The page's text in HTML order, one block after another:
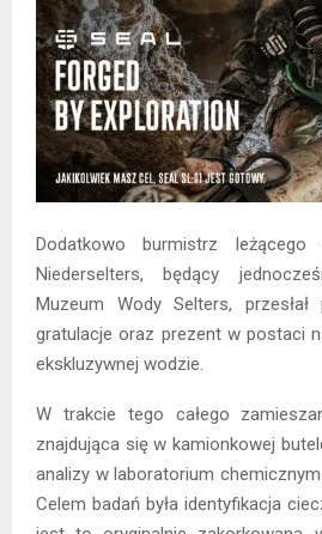
Dodatkowo burmistrz
Niederselters, będący
Muzeum Wody Selters,
gratulacje oraz prezent w postaci
ekskluzywnej wodzie.
W trakcie tego całego
znajdująca się w kamionkowej
analizy w laboratorium
Celem badań była identyfikacja